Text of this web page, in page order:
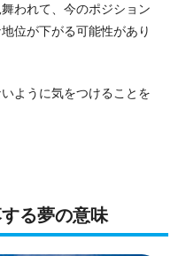
われて、今のポジション
位が下がる可能性があり
ように気をつけることを
る夢の意味